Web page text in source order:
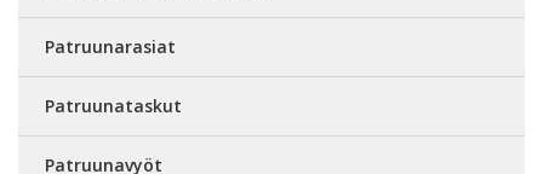
Patruunarasiat
Patruunataskut
Patruunavyöt